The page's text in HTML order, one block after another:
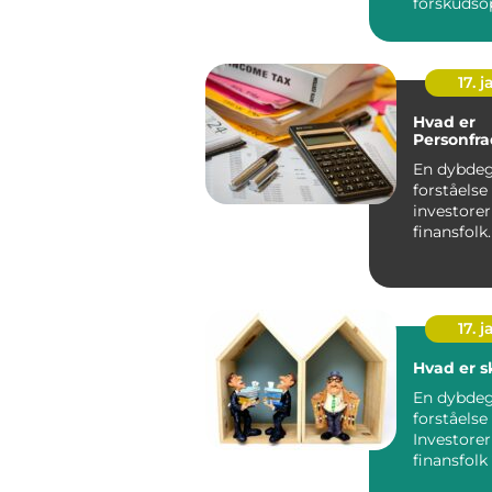
17.
Hvad er
En
forståelse
17.
Hvad er
En
forståelse
finansfolk ? En